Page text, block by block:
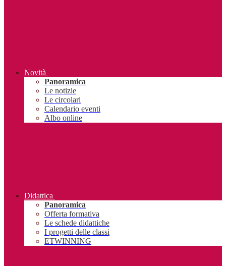
Novità
Panoramica
Le notizie
Le circolari
Calendario eventi
Albo online
Didattica
Panoramica
Offerta formativa
Le schede didattiche
I progetti delle classi
ETWINNING